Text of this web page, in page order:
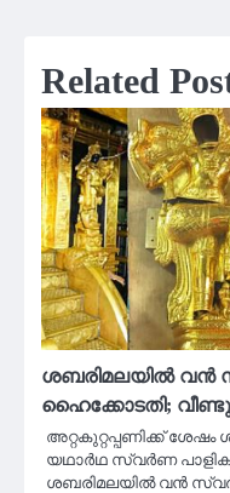
Related
ശബരിമലയിൽ വൻ
ഹൈക്കോടതി; വീണ്ടും
അറ്റകുറ്റപ്പണിക്ക് ശേഷം
യഥാർഥ സ്വർണ
ശബരിമലയിൽ വൻ